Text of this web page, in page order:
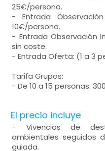
25€/persona.
- Entrada
10€/persona.
- Entrada Observación
sin coste.
- Entrada Oferta: (1 a 3
Tarifa Grupos:
- De 10 a 15 personas:
El precio incluye
- Vivencias de
ambientales seguidos
guiada.